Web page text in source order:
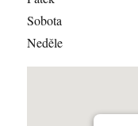
Sobota
Neděle